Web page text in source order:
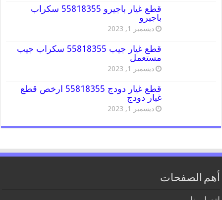
قطع غيار باجيرو 55818355 سكراب
باجيرو
ديسمبر 1, 2023
قطع غيار جيب 55818355 سكراب جيب
مستعمل
ديسمبر 1, 2023
قطع غيار دودج 55818355 ارخص قطع
غيار دودج
ديسمبر 1, 2023
أهم الصفحات